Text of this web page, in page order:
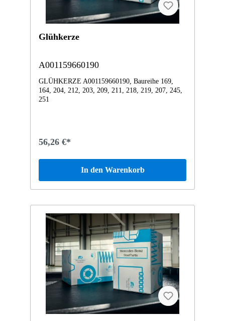
Glühkerze
A001159660190
GLÜHKERZE A001159660190, Baureihe 169,
164, 204, 212, 203, 209, 211, 218, 219, 207, 245,
251
56,26 €*
In den Warenkorb